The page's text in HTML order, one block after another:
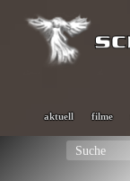
aktuell filme